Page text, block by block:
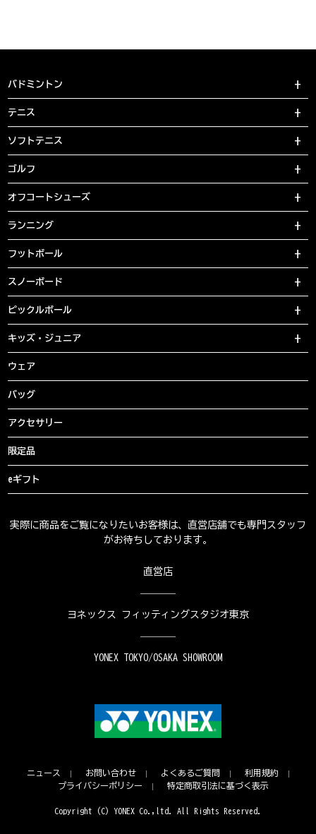
バドミントン
テニス
ソフトテニス
ゴルフ
オフコートシューズ
ランニング
フットボール
スノーボード
ピックルボール
キッズ・ジュニア
ウェア
バッグ
アクセサリー
限定品
eギフト
実際に商品をご覧になりたいお客様は、直営店舗でも専門スタッフ
がお待ちしております。
直営店
ヨネックス フィッティングスタジオ東京
YONEX TOKYO/OSAKA SHOWROOM
ニュース お問い合わせ よくあるご質問
利用規約
プライバシーポリシー
特定商取引法に基づく表示
Copyright (C) YONEX Co.,ltd. All Rights Reserved.